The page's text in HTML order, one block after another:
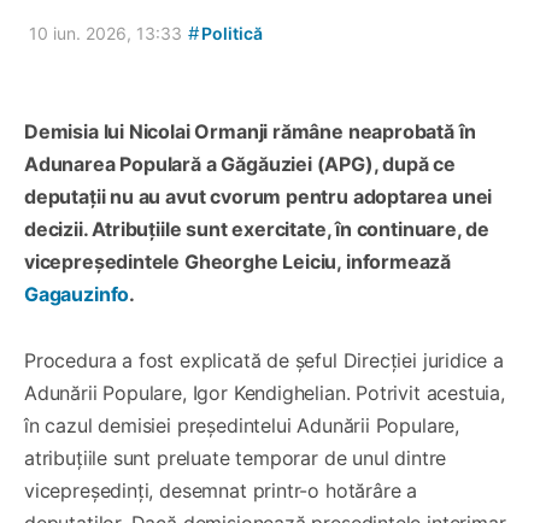
10 iun. 2026, 13:33 #Politică
Demisia lui Nicolai Ormanji rămâne neaprobată în
Adunarea Populară a Găgăuziei (APG), după ce
deputații nu au avut cvorum pentru adoptarea unei
decizii. Atribuțiile sunt exercitate, în continuare, de
vicepreședintele Gheorghe Leiciu, informează
Gagauzinfo.
Procedura a fost explicată de șeful Direcției juridice a
Adunării Populare, Igor Kendighelian. Potrivit acestuia,
în cazul demisiei președintelui Adunării Populare,
atribuțiile sunt preluate temporar de unul dintre
vicepreședinți, desemnat printr-o hotărâre a